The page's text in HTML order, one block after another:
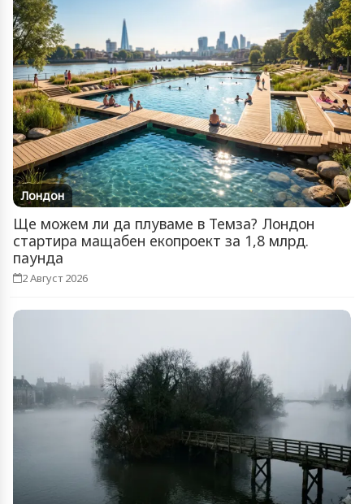
Лондон
Ще можем ли да плуваме в Темза? Лондон
стартира мащабен екопроект за 1,8 млрд.
паунда
2 Август 2026